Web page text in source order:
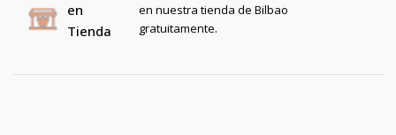
en
Tienda
en nuestra tienda de Bilbao
gratuitamente.